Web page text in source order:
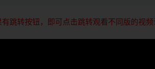
有跳转按钮，即可点击跳转观看不同版的视频